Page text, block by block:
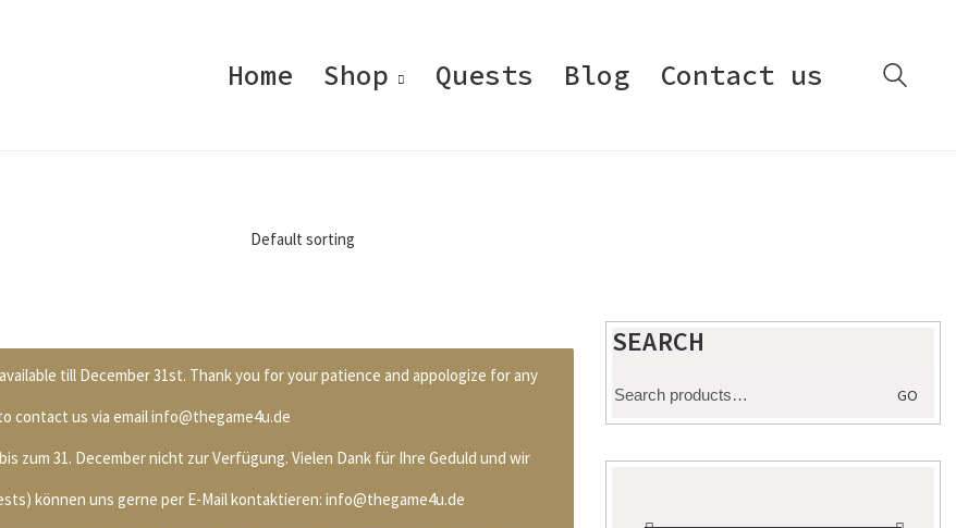
Home Shop Quests Blog Contact us
Default sorting
till December 31st. Thank you for your patience and appologize for any
contact us via email info@thegame4u.de
zum 31. December nicht zur Verfügung. Vielen Dank für Ihre Geduld und wir
können uns gerne per E-Mail kontaktieren: info@thegame4u.de
SEARCH
for:
GO